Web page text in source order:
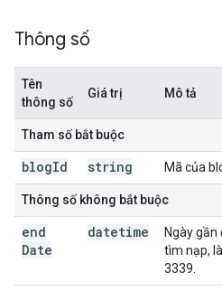
Thông số
Tên
thông số
Giá trị Mô tả
Tham số bắt buộc
blogId string Mã của
Thông số không bắt buộc
end
Date
datetime
Ngày
tìm nạp,
3339.